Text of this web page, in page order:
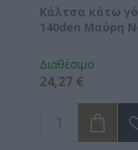
Κάλτσα κάτω
140den Μαύρη
Διαθέσιμο
24,27 €